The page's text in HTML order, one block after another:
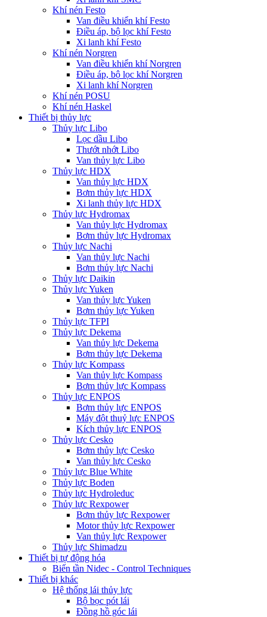
Khí nén Festo
Van điều khiển khí Festo
Điều áp, bộ lọc khí Festo
Xi lanh khí Festo
Khí nén Norgren
Van điều khiển khí Norgren
Điều áp, bộ lọc khí Norgren
Xi lanh khí Norgren
Khí nén POSU
Khí nén Haskel
Thiết bị thủy lực
Thủy lực Libo
Lọc dầu Libo
Thướt nhớt Libo
Van thủy lực Libo
Thủy lực HDX
Van thủy lực HDX
Bơm thủy lực HDX
Xi lanh thủy lực HDX
Thủy lực Hydromax
Van thủy lực Hydromax
Bơm thủy lực Hydromax
Thủy lực Nachi
Van thủy lực Nachi
Bơm thủy lực Nachi
Thủy lực Daikin
Thủy lực Yuken
Van thủy lực Yuken
Bơm thủy lực Yuken
Thủy lực TFPI
Thủy lực Dekema
Van thủy lực Dekema
Bơm thủy lực Dekema
Thủy lực Kompass
Van thủy lực Kompass
Bơm thủy lực Kompass
Thủy lực ENPOS
Bơm thủy lực ENPOS
Máy đột thuỷ lực ENPOS
Kích thủy lực ENPOS
Thủy lực Cesko
Bơm thủy lực Cesko
Van thủy lực Cesko
Thủy lực Blue White
Thủy lực Boden
Thủy lực Hydroleduc
Thủy lực Rexpower
Bơm thủy lực Rexpower
Motor thủy lực Rexpower
Van thủy lực Rexpower
Thủy lực Shimadzu
Thiết bị tự động hóa
Biến tần Nidec - Control Techniques
Thiết bị khác
Hệ thống lái thủy lực
Bộ bọc pót lái
Đồng hồ góc lái